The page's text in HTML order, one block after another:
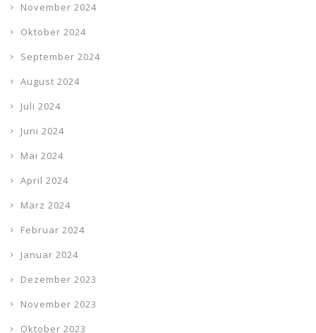
November 2024
Oktober 2024
September 2024
August 2024
Juli 2024
Juni 2024
Mai 2024
April 2024
März 2024
Februar 2024
Januar 2024
Dezember 2023
November 2023
Oktober 2023